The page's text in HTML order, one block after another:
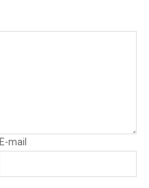
E-mail